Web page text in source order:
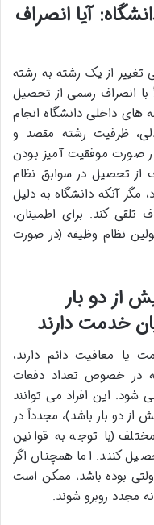
آیا انصراف
تغییر از یک رشته به رشته
با انصراف رسمی از تحصیل
های داخلی دانشگاه انجام
ظرفیت رشته مقصد و
صورت موفقیت آمیز بودن
از تحصیل در سوابق نظام
آنکه دانشگاه به دلیل
تلقی کند. برای اطمینان،
نظام وظیفه (در صورت
از دو بار
خدمت دارند
یا معافیت دائم دارند،
در خصوص تعداد دفعات
شود. این افراد می توانند
از دو بار باشد)، مجدداً در
(با توجه به قوانین
کنند. اما همچنان اگر
بوده باشد، ممکن است
مجدد روبرو شوند.